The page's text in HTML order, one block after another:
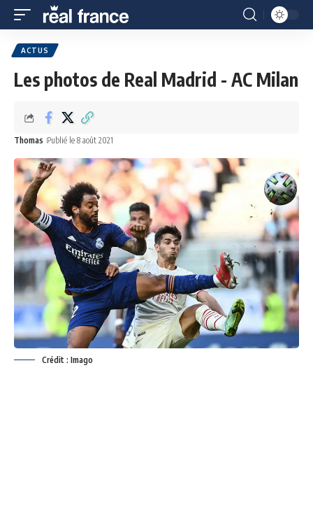
ACTUS
Les photos de Real Madrid - AC Milan
Thomas Publié le 8 août 2021
Crédit : Imago